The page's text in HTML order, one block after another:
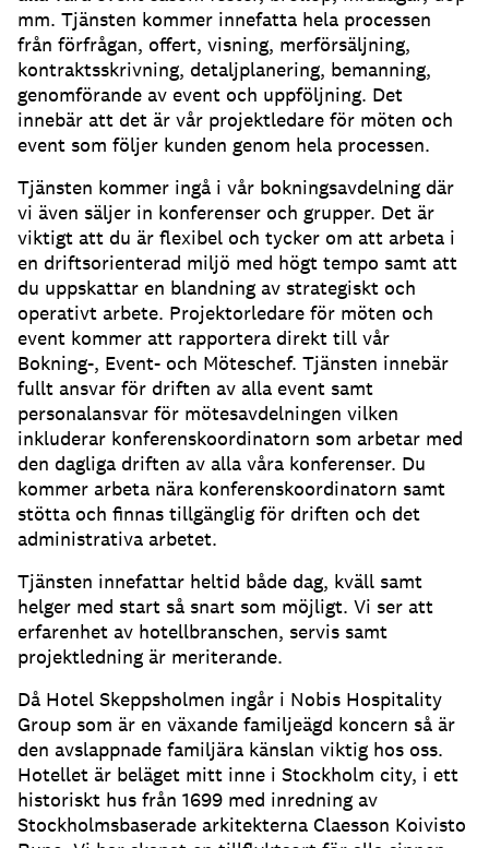
mm. Tjänsten kommer innefatta hela processen
från förfrågan, offert, visning, merförsäljning,
kontraktsskrivning, detaljplanering, bemanning,
genomförande av event och uppföljning. Det
innebär att det är vår projektledare för möten och
event som följer kunden genom hela processen.
Tjänsten kommer ingå i vår bokningsavdelning där
vi även säljer in konferenser och grupper. Det är
viktigt att du är flexibel och tycker om att arbeta i
en driftsorienterad miljö med högt tempo samt att
du uppskattar en blandning av strategiskt och
operativt arbete. Projektorledare för möten och
event kommer att rapportera direkt till vår
Bokning-, Event- och Möteschef. Tjänsten innebär
fullt ansvar för driften av alla event samt
personalansvar för mötesavdelningen vilken
inkluderar konferenskoordinatorn som arbetar med
den dagliga driften av alla våra konferenser. Du
kommer arbeta nära konferenskoordinatorn samt
stötta och finnas tillgänglig för driften och det
administrativa arbetet.
Tjänsten innefattar heltid både dag, kväll samt
helger med start så snart som möjligt. Vi ser att
erfarenhet av hotellbranschen, servis samt
projektledning är meriterande.
Då Hotel Skeppsholmen ingår i Nobis Hospitality
Group som är en växande familjeägd koncern så är
den avslappnade familjära känslan viktig hos oss.
Hotellet är beläget mitt inne i Stockholm city, i ett
historiskt hus från 1699 med inredning av
Stockholmsbaserade arkitekterna Claesson Koivisto